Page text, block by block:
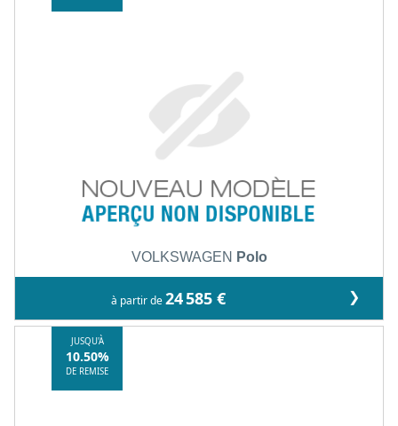
VOLKSWAGEN Polo
à partir de24 585 € ❯
JUSQU'À
10.50%
DE REMISE